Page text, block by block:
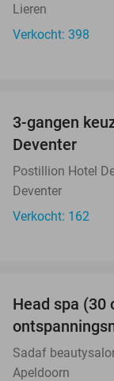
Lieren
Verkocht: 398
3-gangen
Deventer
Postillion Hotel
Deventer
Verkocht: 162
Head spa (30
Sadaf
Apeldoorn